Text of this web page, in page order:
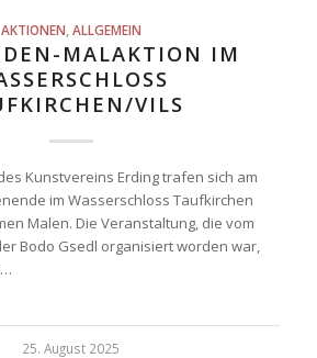
AKTIONEN ALLGEMEIN
MALAKTION IM
VILS
Kunstvereins Erding trafen sich am
im Wasserschloss Taufkirchen
Malen. Die Veranstaltung, die vom
Bodo Gsedl organisiert worden war,
25. August 2025